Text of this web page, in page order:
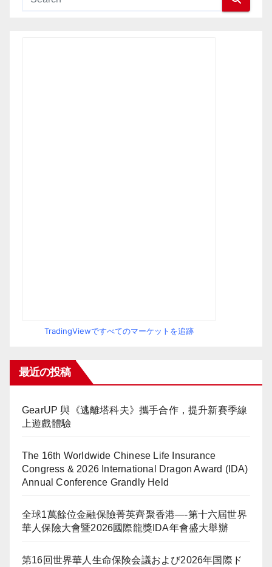
TradingViewですべてのマーケットを追跡
最近の投稿
GearUP 與《逃離塔科夫》攜手合作，提升新賽季線
上遊戲體驗
The 16th Worldwide Chinese Life Insurance
Congress & 2026 International Dragon Award (IDA)
Annual Conference Grandly Held
全球1萬餘位金融保險菁英齊聚香港—-第十六屆世界
華人保險大會暨2026國際龍獎IDA年會盛大舉辦
第16回世界華人生命保険会議および2026年国際ド